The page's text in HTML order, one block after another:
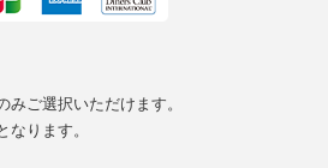
ご選択いただけます。
ります。